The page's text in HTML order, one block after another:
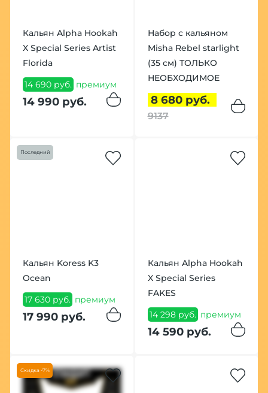
Кальян Alpha Hookah
X Special Series Artist
Florida
14 690 руб. премиум
14 990 руб.
Набор с кальяном
Misha Rebel starlight
(35 см) ТОЛЬКО
НЕОБХОДИМОЕ
8 680 руб.
9137
Последний
Кальян Koress K3
Ocean
17 630 руб. премиум
17 990 руб.
Кальян Alpha Hookah
X Special Series
FAKES
14 298 руб. премиум
14 590 руб.
Скидка -7%